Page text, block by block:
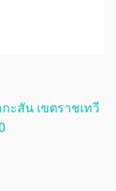
ะสัน เขตราชเทวี